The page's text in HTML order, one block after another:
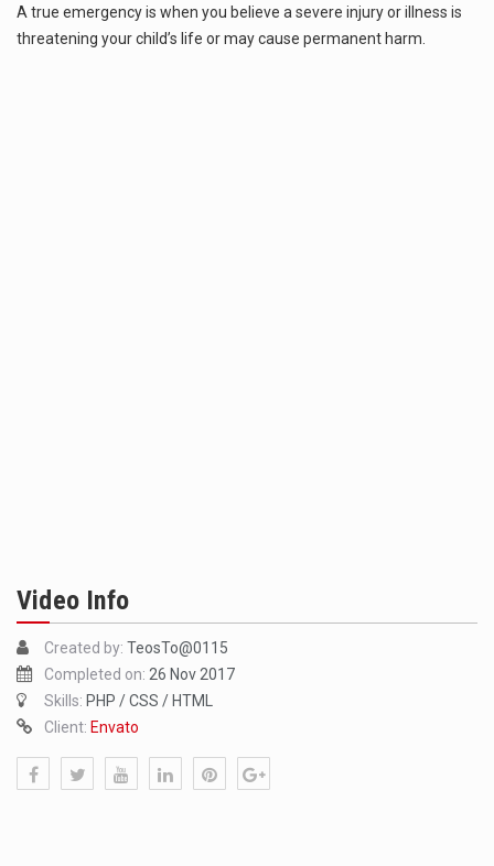
A true emergency is when you believe a severe injury or illness is
threatening your child’s life or may cause permanent harm.
Video Info
Created by: TeosTo@0115
Completed on: 26 Nov 2017
Skills: PHP / CSS / HTML
Client: Envato